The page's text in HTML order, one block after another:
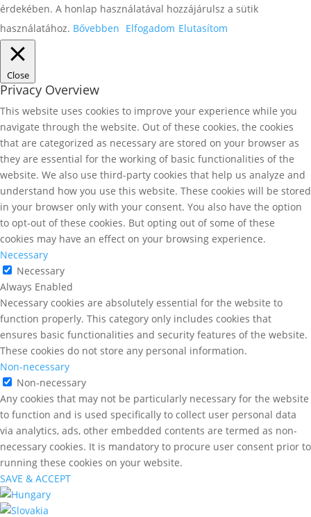
érdekében. A honlap használatával hozzájárulsz a sütik
használatához. Bővebben Elfogadom Elutasítom
Close
Privacy Overview
This website uses cookies to improve your experience while you
navigate through the website. Out of these cookies, the cookies
that are categorized as necessary are stored on your browser as
they are essential for the working of basic functionalities of the
website. We also use third-party cookies that help us analyze and
understand how you use this website. These cookies will be stored
in your browser only with your consent. You also have the option
to opt-out of these cookies. But opting out of some of these
cookies may have an effect on your browsing experience.
Necessary
Necessary
Always Enabled
Necessary cookies are absolutely essential for the website to
function properly. This category only includes cookies that
ensures basic functionalities and security features of the website.
These cookies do not store any personal information.
Non-necessary
Non-necessary
Any cookies that may not be particularly necessary for the website
to function and is used specifically to collect user personal data
via analytics, ads, other embedded contents are termed as non-
necessary cookies. It is mandatory to procure user consent prior to
running these cookies on your website.
SAVE & ACCEPT